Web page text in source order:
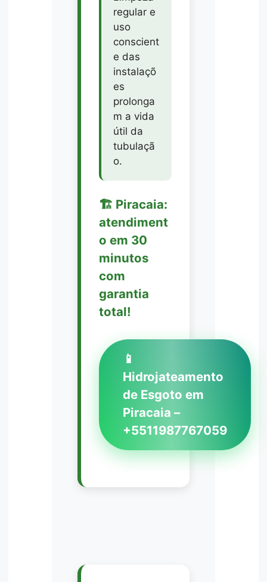
regular e
uso
conscient
e das
instalaçõ
es
prolonga
m a vida
útil da
tubulaçã
o.
🏗️ Piracaia:
atendiment
o em 30
minutos
com
garantia
total!
📱
Hidrojateamento
de Esgoto em
Piracaia –
+5511987767059